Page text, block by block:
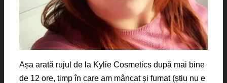
Așa arată rujul de la Kylie Cosmetics după mai bine
de 12 ore, timp în care am mâncat și fumat (știu nu e